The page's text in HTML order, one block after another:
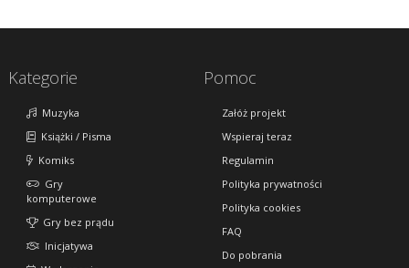
Kategorie
Muzyka
Książki / Pisma
Komiks
Gry
komputerowe
Gry bez prądu
Inicjatywa
Pomoc
Załóż projekt
Wspieraj teraz
Regulamin
Polityka prywatności
Polityka cookies
FAQ
Do pobrania